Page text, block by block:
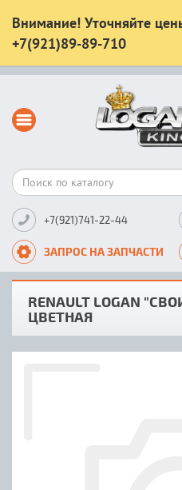
Внимание! Уточняйте
+7(921)89-89-710
+7(921)741-22-44
ЗАПРОС НА ЗАПЧАСТИ
RENAULT LOGAN
ЦВЕТНАЯ